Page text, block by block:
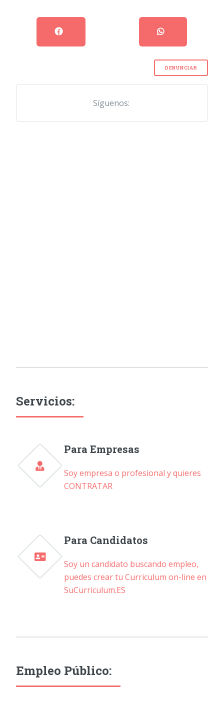
DENUNCIAR
Síguenos:
Servicios:
Para Empresas
Soy empresa o profesional y quieres
CONTRATAR
Para Candidatos
Soy un candidato buscando empleo,
puedes crear tu Curriculum on-line en
SuCurriculum.ES
Empleo Público: